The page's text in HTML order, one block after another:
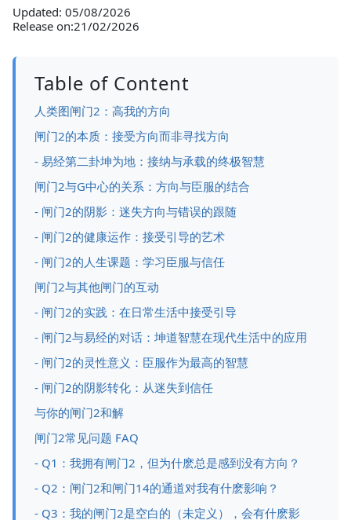
Updated: 05/08/2026
Release on:21/02/2026
Table of Content
人类图闸门2：高我的方向
闸门2的本质：接受方向而非寻找方向
- 易经第二卦坤为地：接纳与承载的终极智慧
闸门2与G中心的关系：方向与臣服的结合
- 闸门2的阴影：迷失方向与错误的跟随
- 闸门2的健康运作：接受引导的艺术
- 闸门2的人生课题：学习臣服与信任
闸门2与其他闸门的互动
- 闸门2的实践：在日常生活中接受引导
- 闸门2与易经的对话：坤道智慧在现代生活中的应用
- 闸门2的灵性意义：臣服作为最高的智慧
- 闸门2的阴影转化：从迷失到信任
与你的闸门2和解
闸门2常见问题 FAQ
- Q1：我拥有闸门2，但为什麽总是感到没有方向？
- Q2：闸门2和闸门14的通道对我有什麽影响？
- Q3：我的闸门2是空白的（未定义），会有什麽影